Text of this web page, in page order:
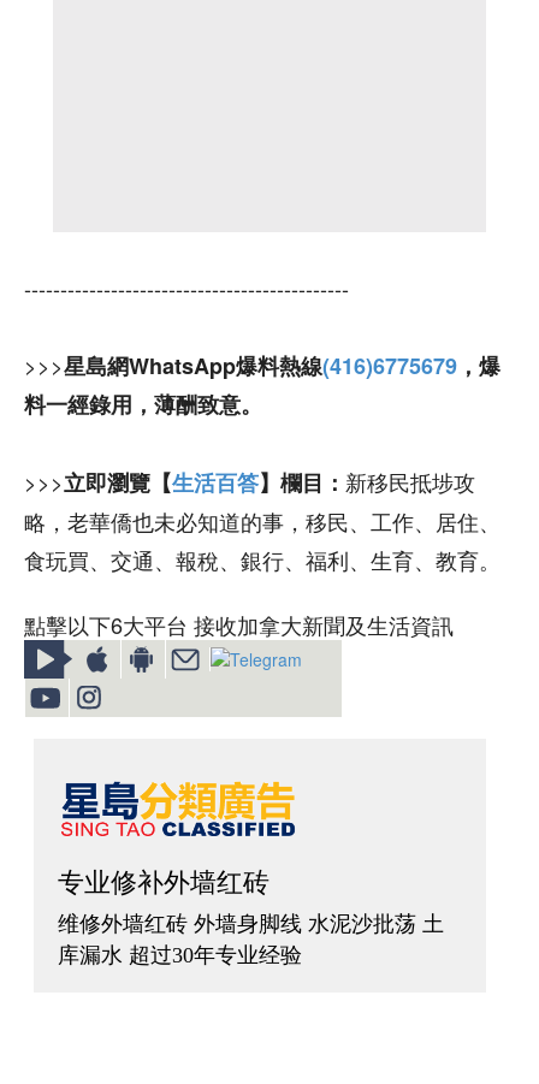
---------------------------------------------
>>>星島網WhatsApp爆料熱線(416)6775679 ，爆
料一經錄用，薄酬致意。
>>>立即瀏覽【生活百答】欄目： 新移民抵埗攻
略，老華僑也未必知道的事，移民、工作、居住、
食玩買、交通、報稅、銀行、福利、生育、教育。
點擊以下6大平台 接收加拿大新聞及生活資訊